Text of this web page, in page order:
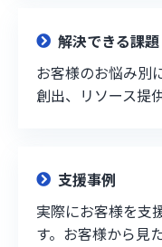
解決できる課題
お客様のお悩み別
創出、リソース提
支援事例
実際にお客様を支
す。お客様から見